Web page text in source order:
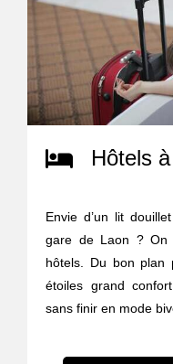
Hôtels
Envie d’un lit
gare de Laon ? On
hôtels. Du bon
étoiles grand
sans finir en mode